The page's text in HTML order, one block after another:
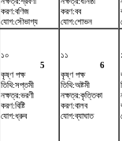
করণ:বণিজ
যোগ:সৌভাগ্য
করণ:বব
যোগ:শোভন
১০
5
কৃষ্ণ পক্ষ
তিথি:সপ্তমী
নক্ষত্র:ভরণী
করণ:বিষ্টি
যোগ:ধ্রুব
১১
6
কৃষ্ণ পক্ষ
তিথি:অষ্টমী
নক্ষত্র:কৃত্তিকা
করণ:বালব
যোগ:ব্যাঘাত